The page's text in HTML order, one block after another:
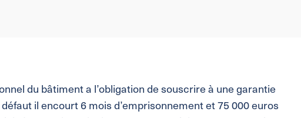
du bâtiment a l’obligation de souscrire à une garantie
il encourt 6 mois d’emprisonnement et 75 000 euros